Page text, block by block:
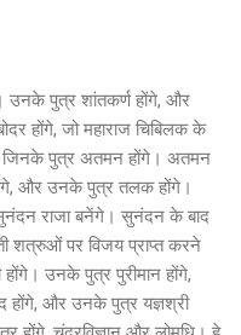
पुत्र शांतकर्ण होंगे, और
होंगे, जो महाराज चिबिलक के
जिनके पुत्र अतमन होंगे। अतमन
और उनके पुत्र तलक होंगे।
राजा बनेंगे। सुनंदन के बाद
शत्रुओं पर विजय प्राप्त करने
होंगे। उनके पुत्र पुरीमान होंगे,
होंगे, और उनके पुत्र यज्ञश्री